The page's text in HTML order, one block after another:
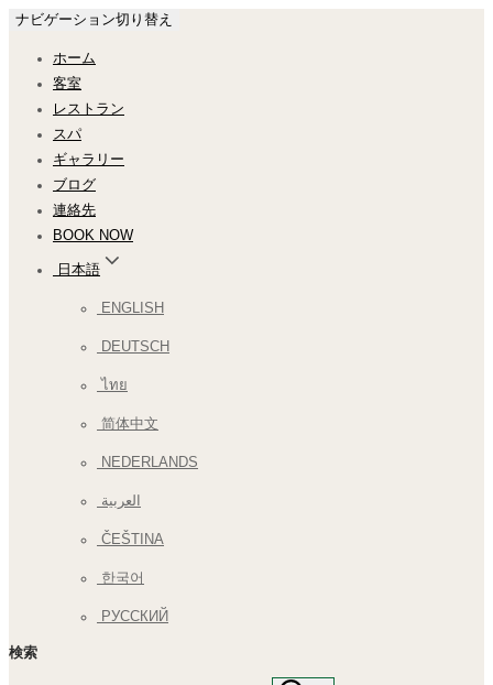
ナビゲーション切り替え
ホーム
客室
レストラン
スパ
ギャラリー
ブログ
連絡先
BOOK NOW
日本語
ENGLISH
DEUTSCH
ไทย
简体中文
NEDERLANDS
العربية
ČEŠTINA
한국어
РУССКИЙ
検索